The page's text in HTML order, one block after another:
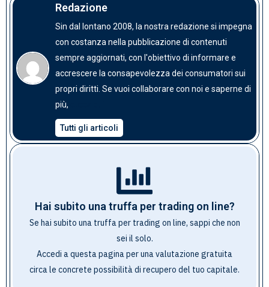
Redazione
Sin dal lontano 2008, la nostra redazione si impegna
con costanza nella pubblicazione di contenuti
sempre aggiornati, con l'obiettivo di informare e
accrescere la consapevolezza dei consumatori sui
propri diritti. Se vuoi collaborare con noi e saperne di
più,
Tutti gli articoli
Hai subito una truffa per trading on line?
Se hai subito una truffa per trading on line, sappi che non
sei il solo.
Accedi a questa pagina per una valutazione gratuita
circa le concrete possibilità di recupero del tuo capitale.